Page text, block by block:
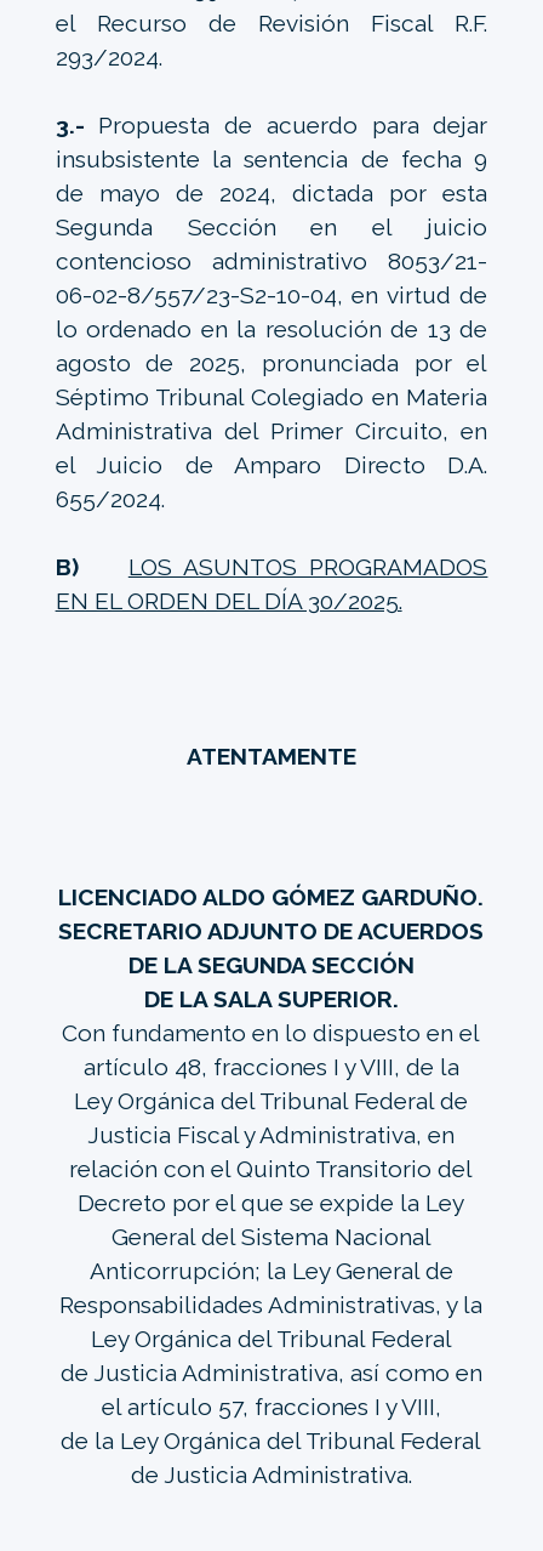
el Recurso de Revisión Fiscal R.F.
293/2024.
3.- Propuesta de acuerdo para dejar
insubsistente la sentencia de fecha 9
de mayo de 2024, dictada por esta
Segunda Sección en el juicio
contencioso administrativo 8053/21-
06-02-8/557/23-S2-10-04, en virtud de
lo ordenado en la resolución de 13 de
agosto de 2025, pronunciada por el
Séptimo Tribunal Colegiado en Materia
Administrativa del Primer Circuito, en
el Juicio de Amparo Directo D.A.
655/2024.
B) LOS ASUNTOS PROGRAMADOS
EN EL ORDEN DEL DÍA 30/2025.
ATENTAMENTE
LICENCIADO ALDO GÓMEZ GARDUÑO.
SECRETARIO ADJUNTO DE ACUERDOS
DE LA SEGUNDA SECCIÓN
DE LA SALA SUPERIOR.
Con fundamento en lo dispuesto en el
artículo 48, fracciones I y VIII, de la
Ley Orgánica del Tribunal Federal de
Justicia Fiscal y Administrativa, en
relación con el Quinto Transitorio del
Decreto por el que se expide la Ley
General del Sistema Nacional
Anticorrupción; la Ley General de
Responsabilidades Administrativas, y la
Ley Orgánica del Tribunal Federal
de Justicia Administrativa, así como en
el artículo 57, fracciones I y VIII,
de la Ley Orgánica del Tribunal Federal
de Justicia Administrativa.